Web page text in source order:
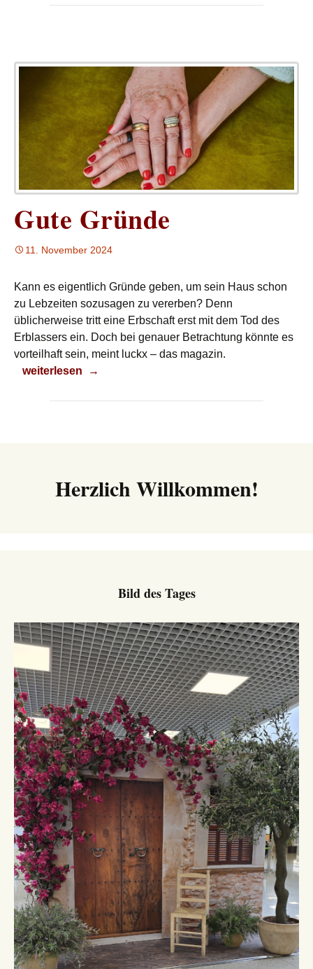
Gute Gründe
11. November 2024
Kann es eigentlich Gründe geben, um sein Haus schon
zu Lebzeiten sozusagen zu vererben? Denn
üblicherweise tritt eine Erbschaft erst mit dem Tod des
Erblassers ein. Doch bei genauer Betrachtung könnte es
vorteilhaft sein, meint luckx – das magazin.
Gute Gründe
weiterlesen →
Herzlich Willkommen!
Bild des Tages